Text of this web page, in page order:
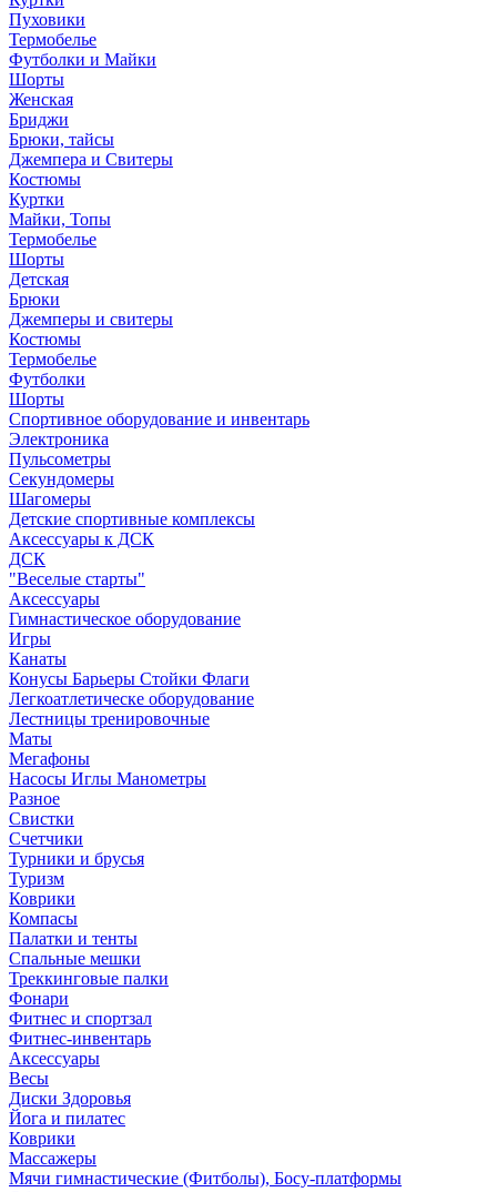
Пуховики
Термобелье
Футболки и Майки
Шорты
Женская
Бриджи
Брюки, тайсы
Джемпера и Свитеры
Костюмы
Куртки
Майки, Топы
Термобелье
Шорты
Детская
Брюки
Джемперы и свитеры
Костюмы
Термобелье
Футболки
Шорты
Спортивное оборудование и инвентарь
Электроника
Пульсометры
Секундомеры
Шагомеры
Детские спортивные комплексы
Аксессуары к ДСК
ДСК
"Веселые старты"
Аксессуары
Гимнастическое оборудование
Игры
Канаты
Конусы Барьеры Стойки Флаги
Легкоатлетическе оборудование
Лестницы тренировочные
Маты
Мегафоны
Насосы Иглы Манометры
Разное
Свистки
Счетчики
Турники и брусья
Туризм
Коврики
Компасы
Палатки и тенты
Спальные мешки
Треккинговые палки
Фонари
Фитнес и спортзал
Фитнес-инвентарь
Аксессуары
Весы
Диски Здоровья
Йога и пилатес
Коврики
Массажеры
Мячи гимнастические (Фитболы), Босу-платформы